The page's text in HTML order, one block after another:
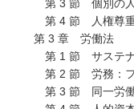
第 3 節 個別の人
第 4 節 人権尊重
第 3 章 労働法
第 1 節 サステナ
第 2 節 労務：フ
第 3 節 同一労働